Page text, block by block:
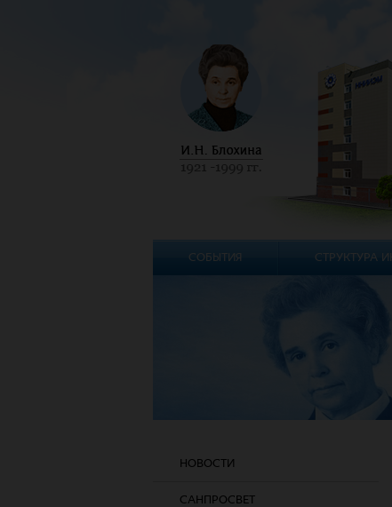
НОВОСТИ
САНПРОСВЕТ
СОБЫТИЯ СТРУКТУРА